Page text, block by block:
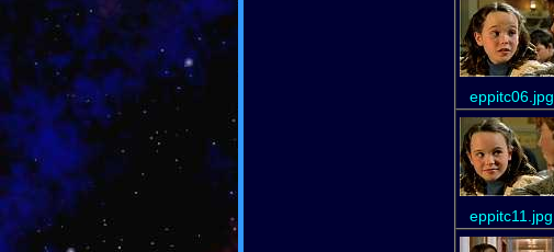
eppitc06.jpg
eppitc11.jpg